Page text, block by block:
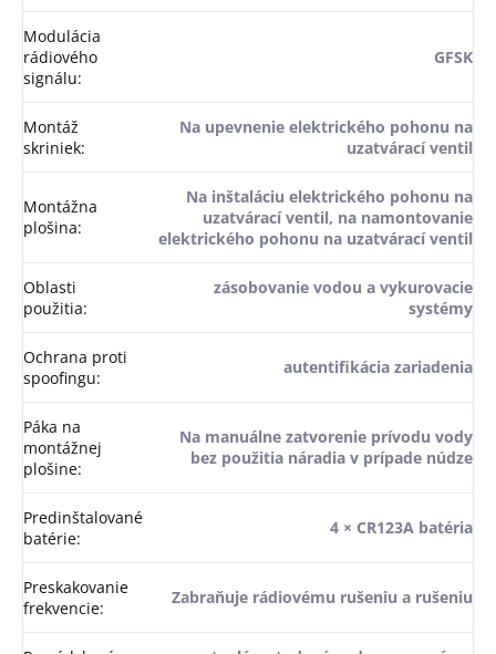
Modulácia
rádiového
signálu:
GFSK
Montáž
skriniek:
Na upevnenie elektrického pohonu na
uzatvárací ventil
Montážna
plošina:
Na inštaláciu elektrického pohonu na
uzatvárací ventil, na namontovanie
elektrického pohonu na uzatvárací ventil
Oblasti
použitia:
zásobovanie vodou a vykurovacie
systémy
Ochrana proti
spoofingu:
autentifikácia zariadenia
Páka na
montážnej
plošine:
Na manuálne zatvorenie prívodu vody
bez použitia náradia v prípade núdze
Predinštalované
batérie:
4 × CR123A batéria
Preskakovanie
frekvencie:
Zabraňuje rádiovému rušeniu a rušeniu